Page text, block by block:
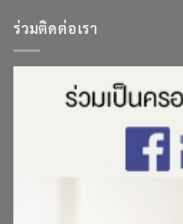
ร่วมติดต่อเรา